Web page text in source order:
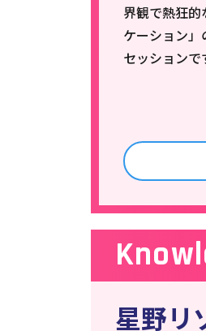
界観で熱狂
ケーション
セッションで
星野リ